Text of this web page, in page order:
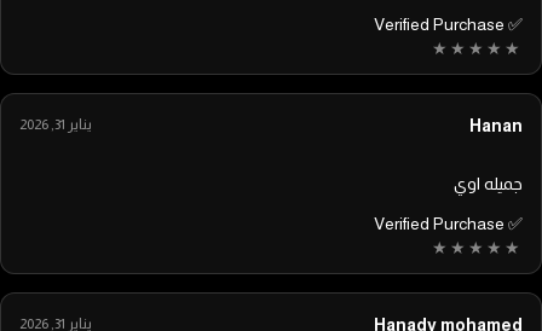
✅ Verified Purchase
Hanan يناير 31, 2026
جميله اوي
✅ Verified Purchase
Hanady mohamed يناير 31, 2026